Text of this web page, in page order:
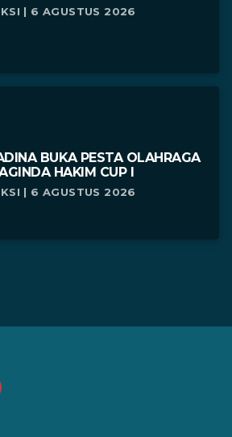
| 6 AGUSTUS 2026
BUKA PESTA OLAHRAGA
HAKIM CUP I
| 6 AGUSTUS 2026